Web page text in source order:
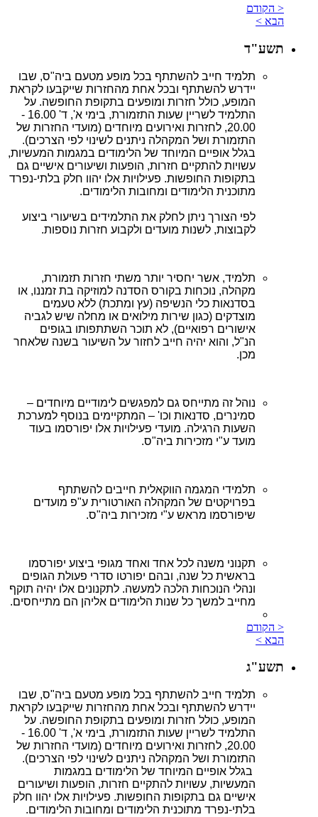
< הקודם
הבא >
תשע"ד
תלמיד חייב להשתתף בכל מופע מטעם ביה"ס, שבו
יידרש להשתתף ובכל אחת מהחזרות שייקבעו לקראת
המופע, כולל חזרות ומופעים בתקופת החופשה. על
התלמיד לשריין שעות התזמורת, בימי א', ד' 16.00 -
20.00, לחזרות ואירועים מיוחדים (מועדי החזרות של
התזמורת ושל המקהלה ניתנים לשינוי לפי הצרכים).
בגלל אופיים המיוחד של הלימודים במגמות המעשיות,
עשויות להתקיים חזרות, הופעות ושיעורים אישיים גם
בתקופות החופשות. פעילויות אלו יהוו חלק בלתי-נפרד
מתוכנית הלימודים ומחובות הלימודים.
לפי הצורך ניתן לחלק את התלמידים בשיעורי ביצוע
לקבוצות, לשנות מועדים ולקבוע חזרות נוספות.
תלמיד, אשר יחסיר יותר משתי חזרות תזמורת,
מקהלה, נוכחות בקורס הסדנה למוזיקה בת זמננו, או
בסדנאות כלי הנשיפה (עץ ומתכת) ללא טעמים
מוצדקים (כגון שירות מילואים או מחלה שיש לגביה
אישורים רפואיים), לא תוכר השתתפותו בגופים
הנ"ל, והוא יהיה חייב לחזור על השיעור בשנה שלאחר
מכן.
נוהל זה מתייחס גם למפגשים לימודיים מיוחדים –
סמינרים, סדנאות וכו' – המתקיימים בנוסף למערכת
השעות הרגילה. מועדי פעילויות אלו יפורסמו בעוד
מועד ע"י מזכירות ביה"ס.
תלמידי המגמה הווקאלית חייבים להשתתף
בפרויקטים של המקהלה האורטורית ע"פ מועדים
שיפורסמו מראש ע"י מזכירות ביה"ס.
תקנוני משנה לכל אחד ואחד מגופי ביצוע יפורסמו
בראשית כל שנה, ובהם יפורטו סדרי פעולת הגופים
ונהלי הנוכחות הלכה למעשה. לתקנונים אלו יהיה תוקף
מחייב למשך כל שנות הלימודים אליהן הם מתייחסים.
< הקודם
הבא >
תשע"ג
תלמיד חייב להשתתף בכל מופע מטעם ביה"ס, שבו
יידרש להשתתף ובכל אחת מהחזרות שייקבעו לקראת
המופע, כולל חזרות ומופעים בתקופת החופשה. על
התלמיד לשריין שעות התזמורת, בימי א', ד' 16.00 -
20.00, לחזרות ואירועים מיוחדים (מועדי החזרות של
התזמורת ושל המקהלה ניתנים לשינוי לפי הצרכים).
בגלל אופיים המיוחד של הלימודים במגמות
המעשיות, עשויות להתקיים חזרות, הופעות ושיעורים
אישיים גם בתקופות החופשות. פעילויות אלו יהוו חלק
בלתי-נפרד מתוכנית הלימודים ומחובות הלימודים.